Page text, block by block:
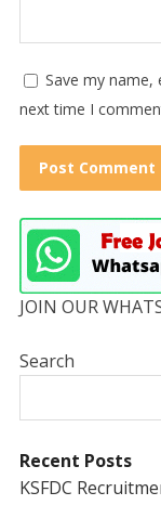
Save my
next time I
JOIN OUR
Search
Recent Posts
KSFDC